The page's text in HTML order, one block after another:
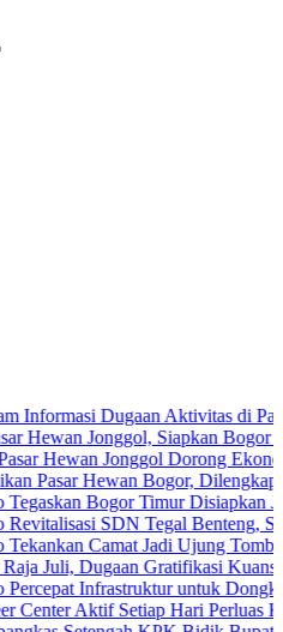
Dugaan Aktivitas di Pantai Zore,
Siapkan Bogor Timur
Jonggol Dorong Ekonomi Bogor
Bogor, Dilengkapi Hotel
Timur Disiapkan Jadi Pusat
SDN Tegal Benteng, Siswa Kini
Jadi Ujung Tombak
Gratifikasi Kuansing
untuk Dongkrak
Setiap Hari Perluas